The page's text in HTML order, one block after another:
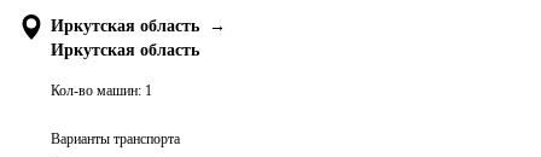
Иркутская область
→
Иркутская область
Кол-во машин: 1
Варианты транспорта